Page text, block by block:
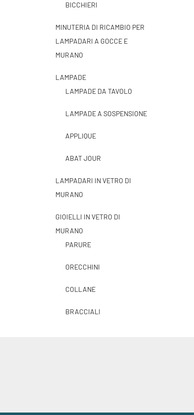
BICCHIERI
MINUTERIA DI RICAMBIO PER
LAMPADARI A GOCCE E
MURANO
LAMPADE
LAMPADE DA TAVOLO
LAMPADE A SOSPENSIONE
APPLIQUE
ABAT JOUR
LAMPADARI IN VETRO DI
MURANO
GIOIELLI IN VETRO DI
MURANO
PARURE
ORECCHINI
COLLANE
BRACCIALI